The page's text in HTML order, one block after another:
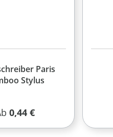
Paris
Stylus
Preis:
0,44 €